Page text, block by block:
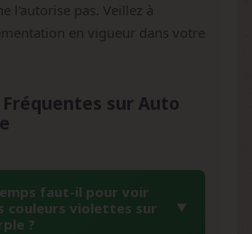
l'autorise pas. Veillez à
en vigueur dans votre
sur Auto
faut-il pour voir
couleurs violettes sur
?